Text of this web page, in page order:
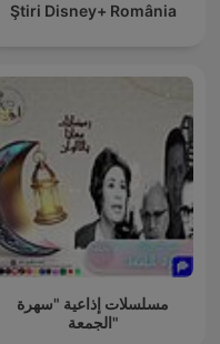
Ştiri Disney+ România
مسلسلات إذاعية "سهرة
الجمعة"